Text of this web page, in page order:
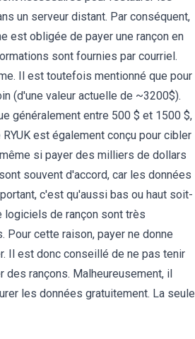
un serveur distant. Par conséquent,
est obligée de payer une rançon en
sont fournies par courriel.
Il est toutefois mentionné que pour
(d'une valeur actuelle de ~3200$).
généralement entre 500 $ et 1500 $,
est également conçu pour cibler
si payer des milliers de dollars
souvent d'accord, car les données
c'est qu'aussi bas ou haut soit-
logiciels de rançon sont très
cette raison, payer ne donne
Il est donc conseillé de ne pas tenir
rançons. Malheureusement, il
les données gratuitement. La seule